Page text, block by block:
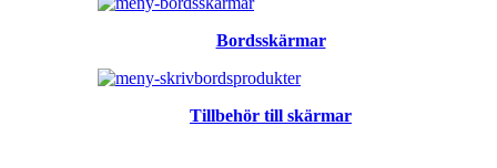
Bordsskärmar
Tillbehör till skärmar